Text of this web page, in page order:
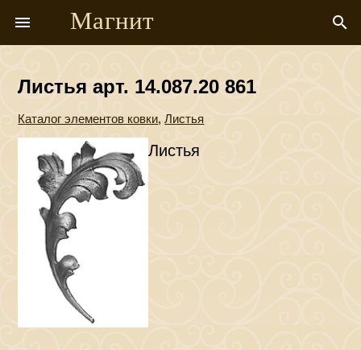
menu Магнит search
Листья арт. 14.087.20 861
Каталог элементов ковки,Листья
Листья